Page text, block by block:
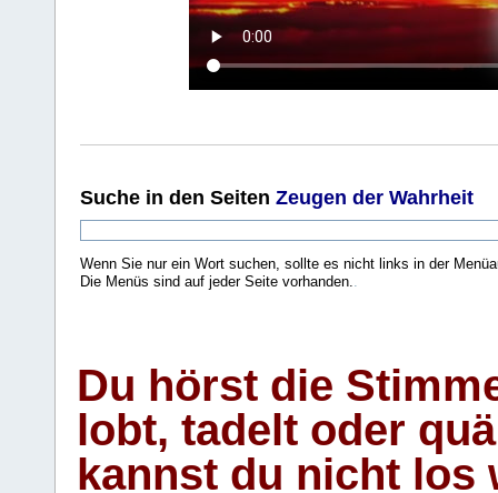
Suche in den Seiten Zeugen der Wahrheit
Wenn Sie nur ein Wort suchen, sollte es nicht links in der
Die Menüs sind auf jeder Seite vorhanden..
Du hörst die
lobt, tadelt oder
kannst du nicht los